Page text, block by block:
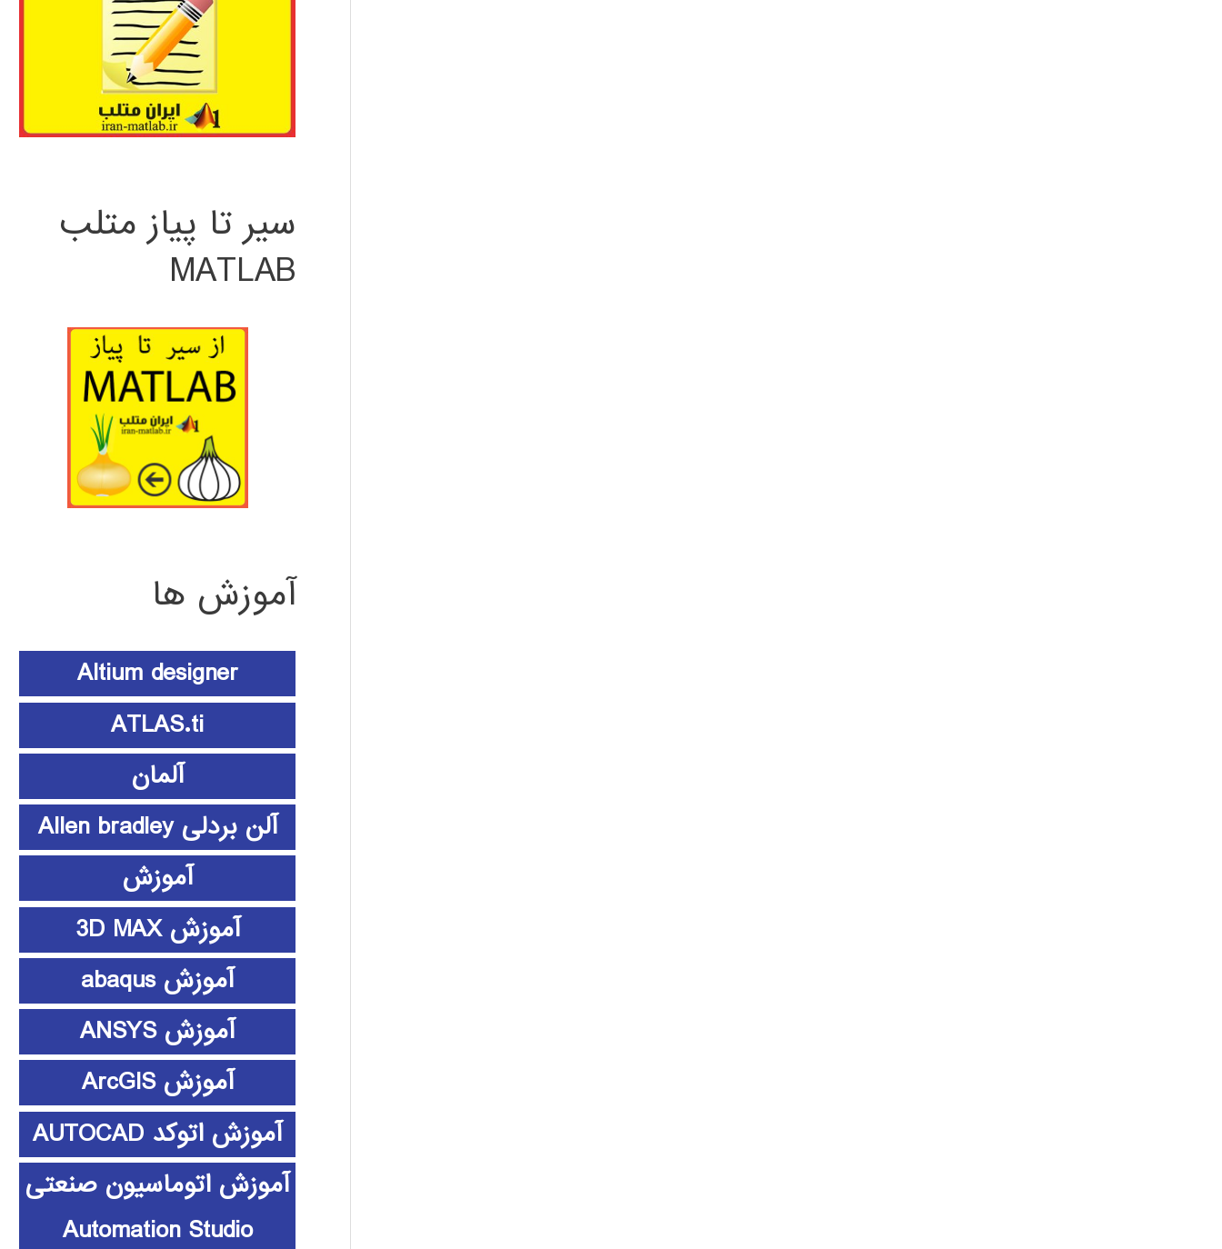
سیر تا پیاز متلب
MATLAB
آموزش ها
Altium designer
ATLAS.ti
آلمان
آلن بردلی Allen bradley
آموزش
آموزش 3D MAX
آموزش abaqus
آموزش ANSYS
آموزش ArcGIS
آموزش اتوکد AUTOCAD
آموزش اتوماسیون صنعتی
Automation Studio